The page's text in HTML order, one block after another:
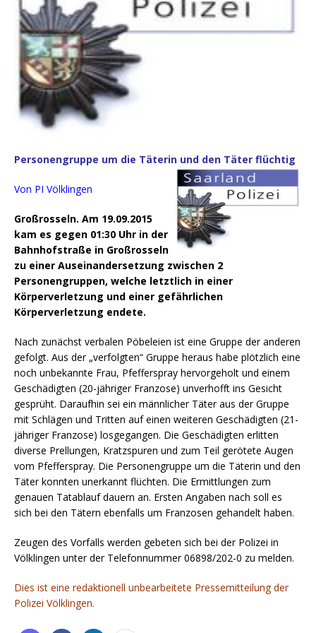
Personengruppe um die Täterin und den Täter flüchtig
Von PI Völklingen
Großrosseln. Am 19.09.2015
kam es gegen 01:30 Uhr in der
Bahnhofstraße in Großrosseln
zu einer Auseinandersetzung zwischen 2
Personengruppen, welche letztlich in einer
Körperverletzung und einer gefährlichen
Körperverletzung endete.
Nach zunächst verbalen Pöbeleien ist eine Gruppe der anderen
gefolgt. Aus der „verfolgten“ Gruppe heraus habe plötzlich eine
noch unbekannte Frau, Pfefferspray hervorgeholt und einem
Geschädigten (20-jähriger Franzose) unverhofft ins Gesicht
gesprüht. Daraufhin sei ein männlicher Täter aus der Gruppe
mit Schlägen und Tritten auf einen weiteren Geschädigten (21-
jähriger Franzose) losgegangen. Die Geschädigten erlitten
diverse Prellungen, Kratzspuren und zum Teil gerötete Augen
vom Pfefferspray. Die Personengruppe um die Täterin und den
Täter konnten unerkannt flüchten. Die Ermittlungen zum
genauen Tatablauf dauern an. Ersten Angaben nach soll es
sich bei den Tätern ebenfalls um Franzosen gehandelt haben.
Zeugen des Vorfalls werden gebeten sich bei der Polizei in
Völklingen unter der Telefonnummer 06898/202-0 zu melden.
Dies ist eine redaktionell unbearbeitete Pressemitteilung der
Polizei Völklingen.